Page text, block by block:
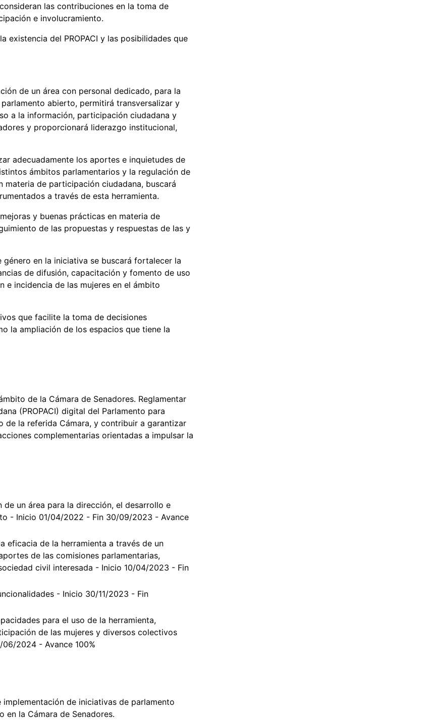
las contribuciones en la toma de
e involucramiento.
del PROPACI y las posibilidades que
de un área con personal dedicado, para la
abierto, permitirá transversalizar y
a la información, participación ciudadana y
y proporcionará liderazgo institucional,
adecuadamente los aportes e inquietudes de
ámbitos parlamentarios y la regulación de
materia de participación ciudadana, buscará
a través de esta herramienta.
y buenas prácticas en materia de
de las propuestas y respuestas de las y
en la iniciativa se buscará fortalecer la
de difusión, capacitación y fomento de uso
incidencia de las mujeres en el ámbito
que facilite la toma de decisiones
la ampliación de los espacios que tiene la
de la Cámara de Senadores. Reglamentar
(PROPACI) digital del Parlamento para
la referida Cámara, y contribuir a garantizar
complementarias orientadas a impulsar la
un área para la dirección, el desarrollo e
- Inicio 01/04/2022 - Fin 30/09/2023 - Avance
eficacia de la herramienta a través de un
de las comisiones parlamentarias,
civil interesada - Inicio 10/04/2023 - Fin
- Inicio 30/11/2023 - Fin
para el uso de la herramienta,
de las mujeres y diversos colectivos
2024 - Avance 100%
de iniciativas de parlamento
la Cámara de Senadores.